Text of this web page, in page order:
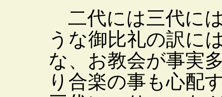
二代には三代に
うな御比礼の訳に
な、お教会が事実
り合楽の事も心配